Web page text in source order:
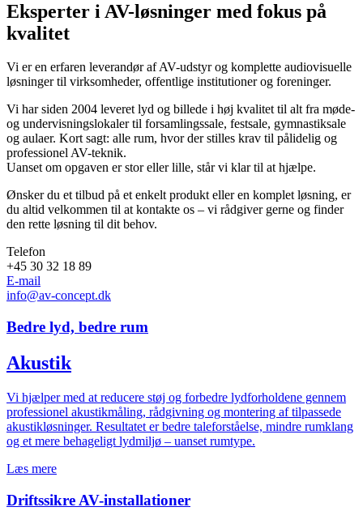
Eksperter i AV-løsninger med fokus på
kvalitet
Vi er en erfaren leverandør af AV-udstyr og komplette audiovisuelle
løsninger til virksomheder, offentlige institutioner og foreninger.
Vi har siden 2004 leveret lyd og billede i høj kvalitet til alt fra møde-
og undervisningslokaler til forsamlingssale, festsale, gymnastiksale
og aulaer. Kort sagt: alle rum, hvor der stilles krav til pålidelig og
professionel AV-teknik.
Uanset om opgaven er stor eller lille, står vi klar til at hjælpe.
Ønsker du et tilbud på et enkelt produkt eller en komplet løsning, er
du altid velkommen til at kontakte os – vi rådgiver gerne og finder
den rette løsning til dit behov.
Telefon
+45 30 32 18 89
E-mail
info@av-concept.dk
Bedre lyd, bedre rum
Akustik
Vi hjælper med at reducere støj og forbedre lydforholdene gennem
professionel akustikmåling, rådgivning og montering af tilpassede
akustikløsninger. Resultatet er bedre taleforståelse, mindre rumklang
og et mere behageligt lydmiljø – uanset rumtype.
Læs mere
Driftssikre AV-installationer